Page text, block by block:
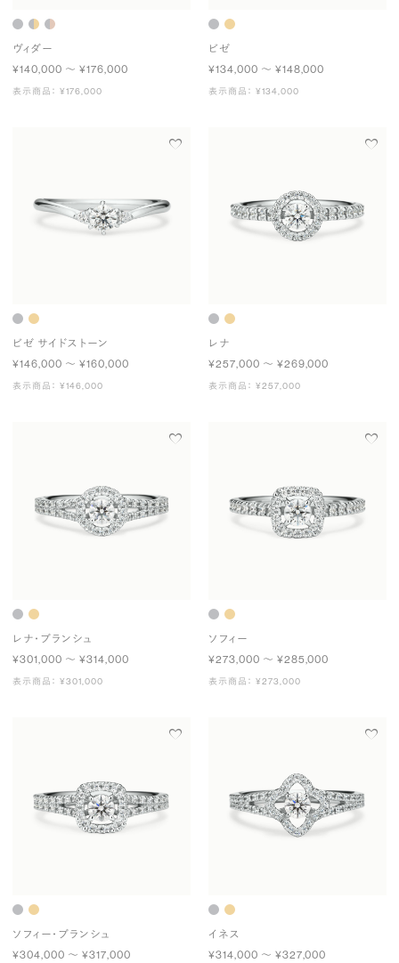
ヴィダー
¥140,000 〜 ¥176,000
表示商品： ¥176,000
ビゼ
¥134,000 〜 ¥148,000
表示商品： ¥134,000
ビゼ サイドストーン
¥146,000 〜 ¥160,000
表示商品： ¥146,000
レナ
¥257,000 〜 ¥269,000
表示商品： ¥257,000
レナ・ブランシュ
¥301,000 〜 ¥314,000
表示商品： ¥301,000
ソフィー
¥273,000 〜 ¥285,000
表示商品： ¥273,000
ソフィー・ブランシュ
¥304,000 〜 ¥317,000
イネス
¥314,000 〜 ¥327,000